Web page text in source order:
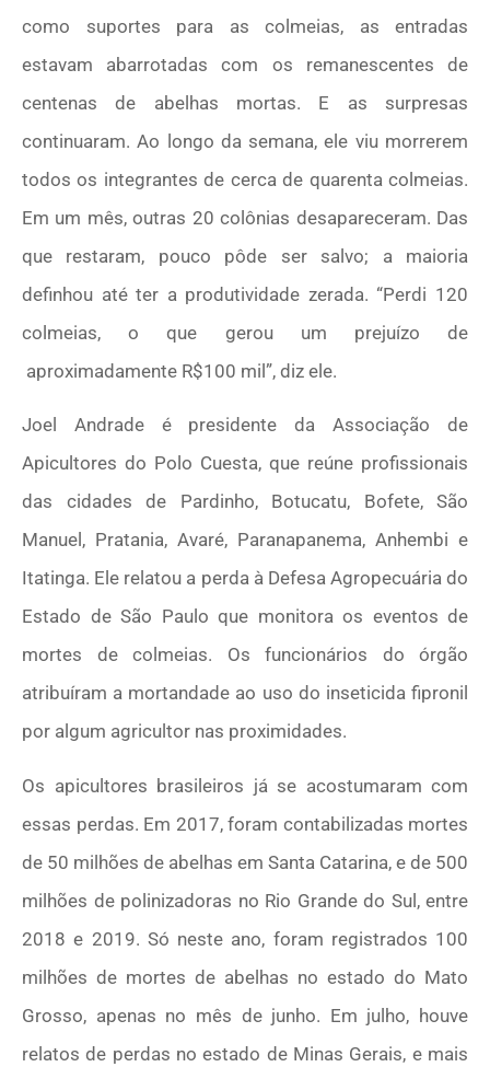
como suportes para as colmeias, as entradas
estavam abarrotadas com os remanescentes de
centenas de abelhas mortas. E as surpresas
continuaram. Ao longo da semana, ele viu morrerem
todos os integrantes de cerca de quarenta colmeias.
Em um mês, outras 20 colônias desapareceram. Das
que restaram, pouco pôde ser salvo; a maioria
definhou até ter a produtividade zerada. “Perdi 120
colmeias, o que gerou um prejuízo de
aproximadamente R$100 mil”, diz ele.
Joel Andrade é presidente da Associação de
Apicultores do Polo Cuesta, que reúne profissionais
das cidades de Pardinho, Botucatu, Bofete, São
Manuel, Pratania, Avaré, Paranapanema, Anhembi e
Itatinga. Ele relatou a perda à Defesa Agropecuária do
Estado de São Paulo que monitora os eventos de
mortes de colmeias. Os funcionários do órgão
atribuíram a mortandade ao uso do inseticida fipronil
por algum agricultor nas proximidades.
Os apicultores brasileiros já se acostumaram com
essas perdas. Em 2017, foram contabilizadas mortes
de 50 milhões de abelhas em Santa Catarina, e de 500
milhões de polinizadoras no Rio Grande do Sul, entre
2018 e 2019. Só neste ano, foram registrados 100
milhões de mortes de abelhas no estado do Mato
Grosso, apenas no mês de junho. Em julho, houve
relatos de perdas no estado de Minas Gerais, e mais